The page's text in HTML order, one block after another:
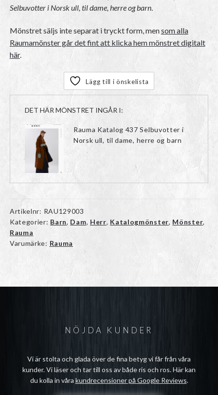
Selbuvotter i Norsk ull, til dame, herre og barn.
Mönstret säljs inte separat i tryckt form, mensom alla
Raumamönster går det fint att klicka hem mönstret digitalt
här.
Lägg till i önskelista
DET HÄR MÖNSTRET INGÅR I:
Rauma Katalog 437 Selbuvotter i
Norsk ull, til dame, herre og barn
Artikelnr: RAU129003
Kategorier: Barn, Dam, Herr, Katalogmönster, Mönster,
Rauma
Varumärke: Rauma
NÖJDA KUNDER
Vi är stolta och glada över de fina betyg vi får från våra
kunder. Vi läser och tar till oss av både ris och ros. Här kan
du kolla in våra kundrecensioner på Google Reviews.